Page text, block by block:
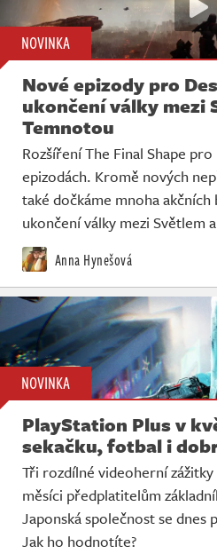
NOVINKA
Nové epizody pro
ukončení války mezi
Temnotou
Rozšíření The Final Shape
epizodách. Kromě nových
také dočkáme mnoha akčních
ukončení války mezi Světlem
Anna Hynešová
NOVINKA
PlayStation Plus v
sekačku, fotbal i
Tři rozdílné videoherní
měsíci předplatitelům
Japonská společnost se dnes
Jak ho hodnotíte?